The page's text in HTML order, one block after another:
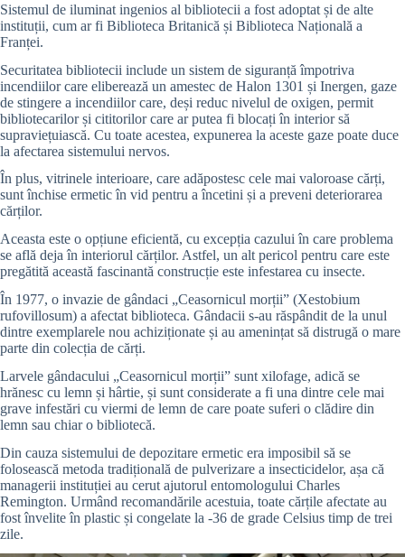
Sistemul de iluminat ingenios al bibliotecii a fost adoptat și de alte
instituții, cum ar fi Biblioteca Britanică și Biblioteca Națională a
Franței.
Securitatea bibliotecii include un sistem de siguranță împotriva
incendiilor care eliberează un amestec de Halon 1301 și Inergen, gaze
de stingere a incendiilor care, deși reduc nivelul de oxigen, permit
bibliotecarilor și cititorilor care ar putea fi blocați în interior să
supraviețuiască. Cu toate acestea, expunerea la aceste gaze poate duce
la afectarea sistemului nervos.
În plus, vitrinele interioare, care adăpostesc cele mai valoroase cărți,
sunt închise ermetic în vid pentru a încetini și a preveni deteriorarea
cărților.
Aceasta este o opțiune eficientă, cu excepția cazului în care problema
se află deja în interiorul cărților. Astfel, un alt pericol pentru care este
pregătită această fascinantă construcție este infestarea cu insecte.
În 1977, o invazie de gândaci „Ceasornicul morții” (Xestobium
rufovillosum) a afectat biblioteca. Gândacii s-au răspândit de la unul
dintre exemplarele nou achiziționate și au amenințat să distrugă o mare
parte din colecția de cărți.
Larvele gândacului „Ceasornicul morții” sunt xilofage, adică se
hrănesc cu lemn și hârtie, și sunt considerate a fi una dintre cele mai
grave infestări cu viermi de lemn de care poate suferi o clădire din
lemn sau chiar o bibliotecă.
Din cauza sistemului de depozitare ermetic era imposibil să se
folosească metoda tradițională de pulverizare a insecticidelor, așa că
managerii instituției au cerut ajutorul entomologului Charles
Remington. Urmând recomandările acestuia, toate cărțile afectate au
fost învelite în plastic și congelate la -36 de grade Celsius timp de trei
zile.